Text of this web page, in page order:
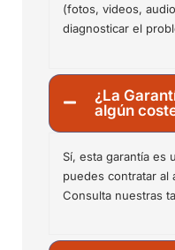
(fotos, videos,
diagnosticar el
¿La
algún
Sí, esta garantía es
puedes contratar al
Consulta nuestras